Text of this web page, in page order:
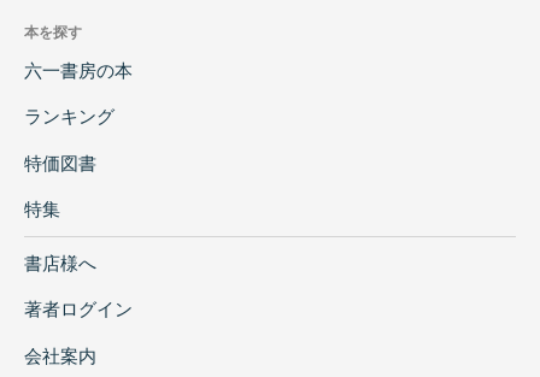
本を探す
六一書房の本
ランキング
特価図書
特集
書店様へ
著者ログイン
会社案内